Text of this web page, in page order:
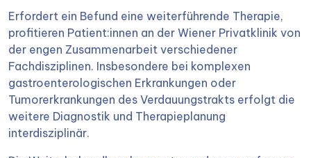
Erfordert ein Befund eine weiterführende Therapie,
profitieren Patient:innen an der Wiener Privatklinik von
der engen Zusammenarbeit verschiedener
Fachdisziplinen. Insbesondere bei komplexen
gastroenterologischen Erkrankungen oder
Tumorerkrankungen des Verdauungstrakts erfolgt die
weitere Diagnostik und Therapieplanung
interdisziplinär.